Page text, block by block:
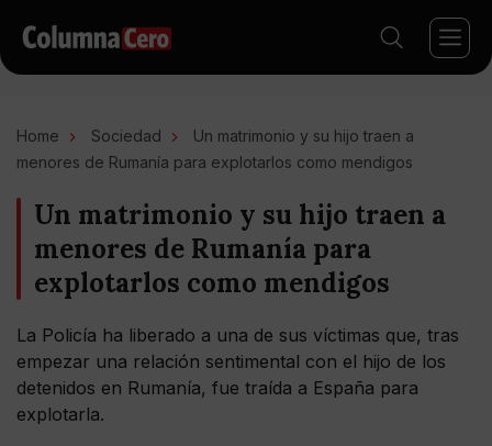
Home Sociedad
Un matrimonio y su hijo traen a
menores de Rumanía para explotarlos como mendigos
Un matrimonio y su hijo traen a
menores de Rumanía para
explotarlos como mendigos
La Policía ha liberado a una de sus víctimas que, tras
empezar una relación sentimental con el hijo de los
detenidos en Rumanía, fue traída a España para
explotarla.